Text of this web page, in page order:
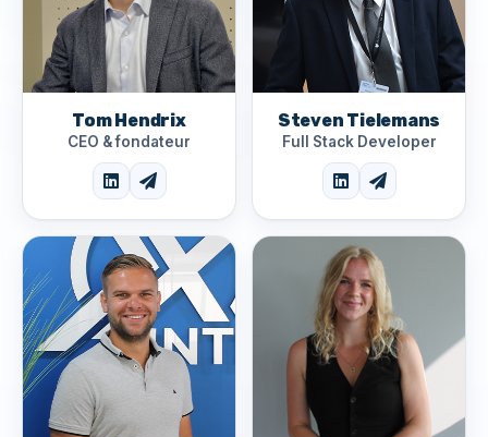
Tom Hendrix
CEO & fondateur
Steven Tielemans
Full Stack Developer